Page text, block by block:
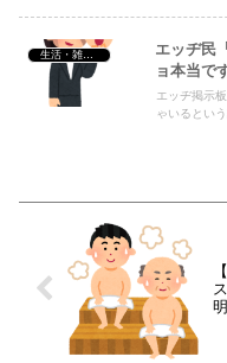
エッヂ民
ョ本当で
エッヂ掲示
ゃいるとい
明